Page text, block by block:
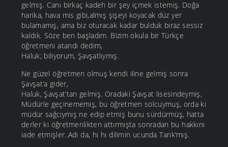
gelmiş. Canı birkaç kadeh bir şey içmek istemiş. Doğa
harika, hava mis gibi,almış şişeyi koyacak düz yer
bulamamış, ama biz oturacak kadar bulduk biraz sessiz
kaldık. Söze ben başladım. Bizim okula bir Türkçe
öğretmeni atandı dedim,
Haluk; biliyorum, Şavşatlıymış.
Ne güzel öğretmen olmuş kendi iline gelmiş sonra
Şavşat’a gider,
Haluk, Şavşat’tan gelmiş. Oradaki Şavşat lisesindeymiş,
Müdürle geçinememiş, bu öğretmen solcuymuş, orda ki
müdür sağcıymış ne edip etmiş bunu sürdürmüş, hatta
derler ki öğretmenlikten attırmışta sonradan bu hakkını
iade etmişler..Adı da, hı hı dilimin ucunda Tarık’mış.